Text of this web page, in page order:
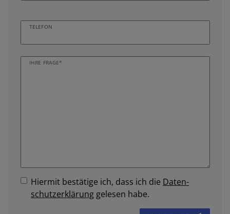
TELEFON
IHRE FRAGE*
Hiermit bestätige ich, dass ich die Daten­
schutz­erklärung gelesen habe.